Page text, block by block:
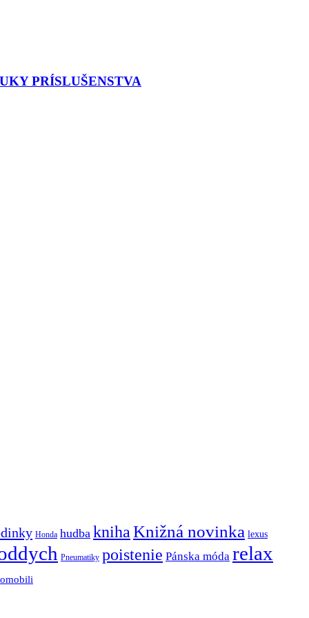
PRÍSLUŠENSTVA
Honda hudba kniha Knižná novinka lexus
Pneumatiky poistenie Pánska móda relax